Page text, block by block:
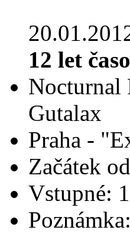
12 let
Nocturnal
Gutalax
Praha -
Začátek
Vstupné:
Poznámka: